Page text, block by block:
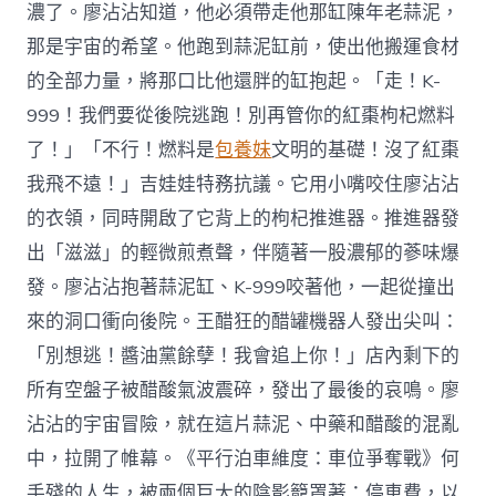
濃了。廖沾沾知道，他必須帶走他那缸陳年老蒜泥，
那是宇宙的希望。他跑到蒜泥缸前，使出他搬運食材
的全部力量，將那口比他還胖的缸抱起。「走！K-
999！我們要從後院逃跑！別再管你的紅棗枸杞燃料
了！」「不行！燃料是包養妹文明的基礎！沒了紅棗
我飛不遠！」吉娃娃特務抗議。它用小嘴咬住廖沾沾
的衣領，同時開啟了它背上的枸杞推進器。推進器發
出「滋滋」的輕微煎煮聲，伴隨著一股濃郁的蔘味爆
發。廖沾沾抱著蒜泥缸、K-999咬著他，一起從撞出
來的洞口衝向後院。王醋狂的醋罐機器人發出尖叫：
「別想逃！醬油黨餘孽！我會追上你！」店內剩下的
所有空盤子被醋酸氣波震碎，發出了最後的哀鳴。廖
沾沾的宇宙冒險，就在這片蒜泥、中藥和醋酸的混亂
中，拉開了帷幕。《平行泊車維度：車位爭奪戰》何